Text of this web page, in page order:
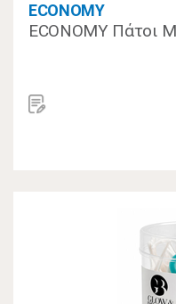
ECONOMY
ECONOMY Πάτοι